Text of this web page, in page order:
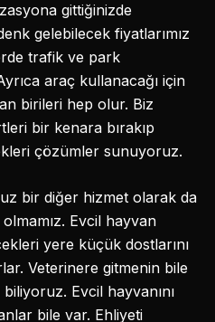
gittiğinizde
gelebilecek fiyatlarımız
trafik ve park
araç kullanacağı için
birileri hep olur. Biz
bir kenara bırakıp
çözümler sunuyoruz.
bir diğer hizmet olarak da
Evcil hayvan
yere küçük dostlarını
Veterinere gitmenin bile
Evcil hayvanını
bile var. Ehliyeti